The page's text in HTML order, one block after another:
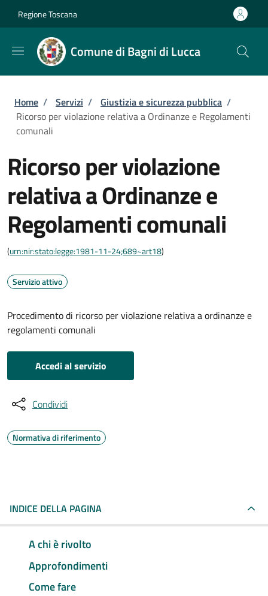
Regione Toscana
Comune di Bagni di Lucca
Briciole di pane
Home / Servizi / Giustizia e sicurezza pubblica /
Ricorso per violazione relativa a Ordinanze e Regolamenti
comunali
Ricorso per violazione
relativa a Ordinanze e
Regolamenti comunali
(urn:nir:stato:legge:1981-11-24;689~art18)
Servizio attivo
Procedimento di ricorso per violazione relativa a ordinanze e
regolamenti comunali
Accedi al servizio
Condividi
Normativa di riferimento
INDICE DELLA PAGINA
A chi è rivolto
Approfondimenti
Come fare